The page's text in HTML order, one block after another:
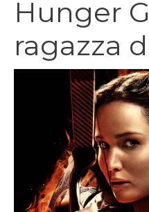
Hunger
ragazza